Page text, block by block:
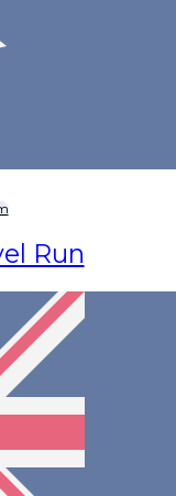
Run